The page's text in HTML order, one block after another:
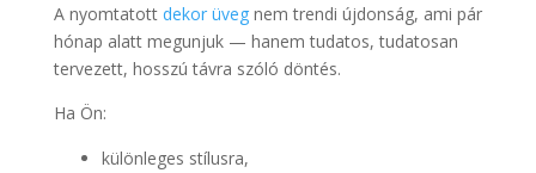
A nyomtatott dekor üvegnem trendi újdonság, ami pár
hónap alatt megunjuk — hanem tudatos, tudatosan
tervezett, hosszú távra szóló döntés.
Ha Ön:
különleges stílusra,